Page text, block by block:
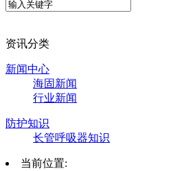
资讯分类
新闻中心
海固新闻
行业新闻
防护知识
长管呼吸器知识
当前位置: